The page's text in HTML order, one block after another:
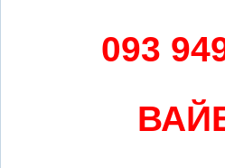
093